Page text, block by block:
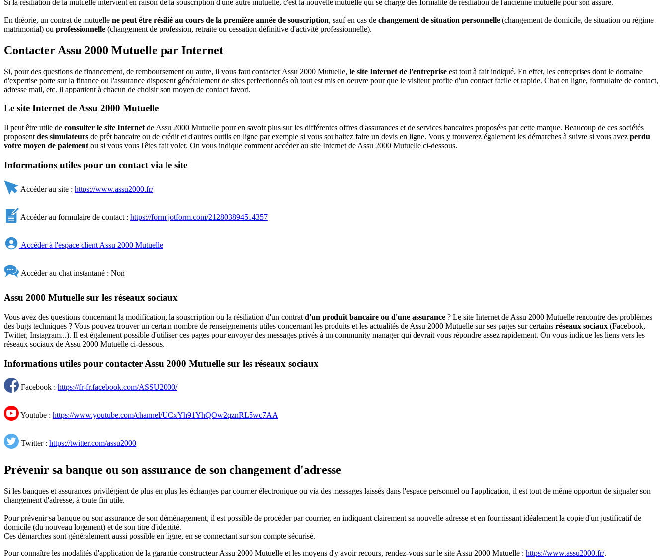
Si la résiliation de la mutuelle intervient en raison de la souscription d'une autre mutuelle, c'est la nouvelle mutuelle qui se charge des formalité de résiliation de l'ancienne mutuelle pour son assuré.
En théorie, un contrat de mutuelle ne peut être résilié au cours de la première année de souscription, sauf en cas de changement de situation personnelle (changement de domicile, de situation ou régime
matrimonial) ou professionnelle (changement de profession, retraite ou cessation définitive d'activité professionnelle).
Contacter Assu 2000 Mutuelle par Internet
Si, pour des questions de financement, de remboursement ou autre, il vous faut contacter Assu 2000 Mutuelle, le site Internet de l'entreprise est tout à fait indiqué. En effet, les entreprises dont le domaine
d'expertise porte sur la finance ou l'assurance disposent généralement de sites perfectionnés où tout est mis en oeuvre pour que le visiteur profite d'un contact facile et rapide. Chat en ligne, formulaire de contact,
adresse mail, etc. il appartient à chacun de choisir son moyen de contact favori.
Le site Internet de Assu 2000 Mutuelle
Il peut être utile de consulter le site Internet de Assu 2000 Mutuelle pour en savoir plus sur les différentes offres d'assurances et de services bancaires proposées par cette marque. Beaucoup de ces sociétés
proposent des simulateurs de prêt bancaire ou de crédit et d'autres outils en ligne par exemple si vous souhaitez faire un devis en ligne. Vous y trouverez également les démarches à suivre si vous avez perdu
votre moyen de paiement ou si vous vous l'êtes fait voler. On vous indique comment accéder au site Internet de Assu 2000 Mutuelle ci-dessous.
Informations utiles pour un contact via le site
Accéder au site : https://www.assu2000.fr/
Accéder au formulaire de contact : https://form.jotform.com/212803894514357
Accéder à l'espace client Assu 2000 Mutuelle
Accéder au chat instantané : Non
Assu 2000 Mutuelle sur les réseaux sociaux
Vous avez des questions concernant la modification, la souscription ou la résiliation d'un contrat d'un produit bancaire ou d'une assurance ? Le site Internet de Assu 2000 Mutuelle rencontre des problèmes
des bugs techniques ? Vous pouvez trouver un certain nombre de renseignements utiles concernant les produits et les actualités de Assu 2000 Mutuelle sur ses pages sur certains réseaux sociaux (Facebook,
Twitter, Instagram...). Il est également possible d'utiliser ces pages pour envoyer des messages privés à un community manager qui devrait vous répondre assez rapidement. On vous indique les liens vers les
réseaux sociaux de Assu 2000 Mutuelle ci-dessous.
Informations utiles pour contacter Assu 2000 Mutuelle sur les réseaux sociaux
Facebook : https://fr-fr.facebook.com/ASSU2000/
Youtube : https://www.youtube.com/channel/UCxYh91YhQOw2qznRL5wc7AA
Twitter : https://twitter.com/assu2000
Prévenir sa banque ou son assurance de son changement d'adresse
Si les banques et assurances privilégient de plus en plus les échanges par courrier électronique ou via des messages laissés dans l'espace personnel ou l'application, il est tout de même opportun de signaler son
changement d'adresse, à toute fin utile.
Pour prévenir sa banque ou son assurance de son déménagement, il est possible de procéder par courrier, en indiquant clairement sa nouvelle adresse et en fournissant idéalement la copie d'un justificatif de
domicile (du nouveau logement) et de son titre d'identité.
Ces démarches sont généralement aussi possible en ligne, en se connectant sur son compte sécurisé.
Pour connaître les modalités d'application de la garantie constructeur Assu 2000 Mutuelle et les moyens d'y avoir recours, rendez-vous sur le site Assu 2000 Mutuelle : https://www.assu2000.fr/.